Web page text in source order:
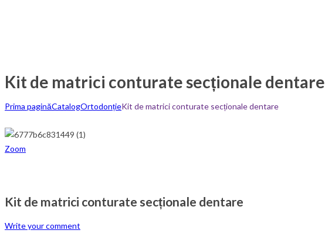
Kit de matrici conturate secționale dentare
Prima paginăCatalogOrtodonțieKit de matrici conturate secționale dentare
Zoom
Kit de matrici conturate secționale dentare
Write your comment